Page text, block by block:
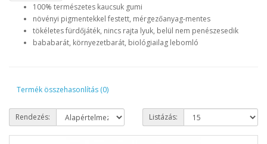
100% természetes kaucsuk gumi
növényi pigmentekkel festett, mérgezőanyag-mentes
tökéletes fürdőjáték, nincs rajta lyuk, belül nem penészesedik
bababarát, környezetbarát, biológiailag lebomló
Termék összehasonlítás (0)
Rendezés: Listázás: